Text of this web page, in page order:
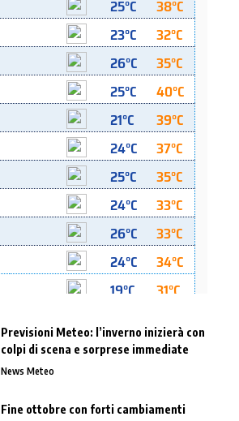
Previsioni Meteo: l’inverno inizierà con
colpi di scena e sorprese immediate
News Meteo
Fine ottobre con forti cambiamenti